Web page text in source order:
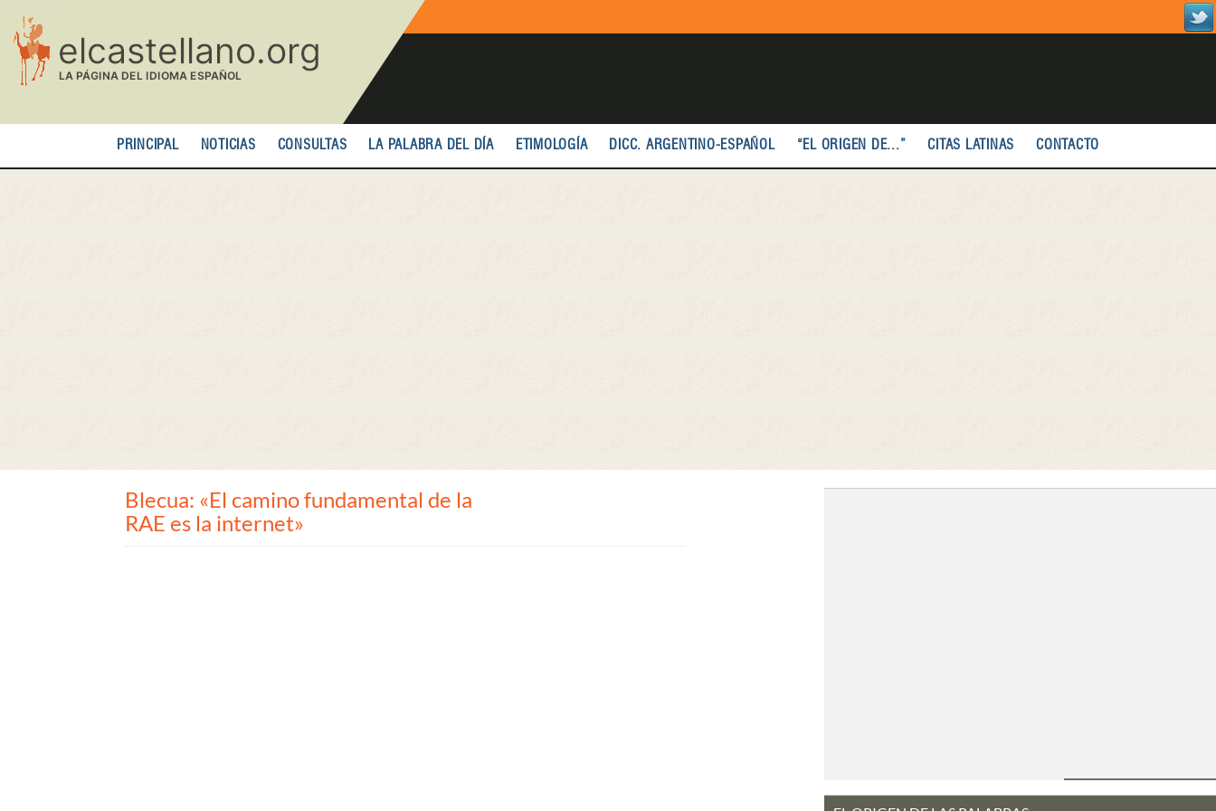
contenido
principal
PRINCIPAL NOTICIAS CONSULTAS LA PALABRA DEL DÍA ETIMOLOGÍA DICC. ARGENTINO-ESPAÑOL “EL ORIGEN DE...” CITAS LATINAS CONTACTO
Blecua: «El camino fundamental de la
RAE es la internet»